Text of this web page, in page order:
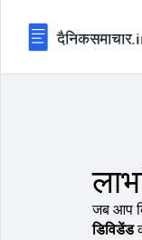
जब आप
डिविडेंड